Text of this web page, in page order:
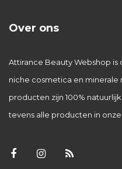
Over ons
Attirance Beauty Webshop
niche cosmetica en
producten zijn 100%
tevens alle producten in